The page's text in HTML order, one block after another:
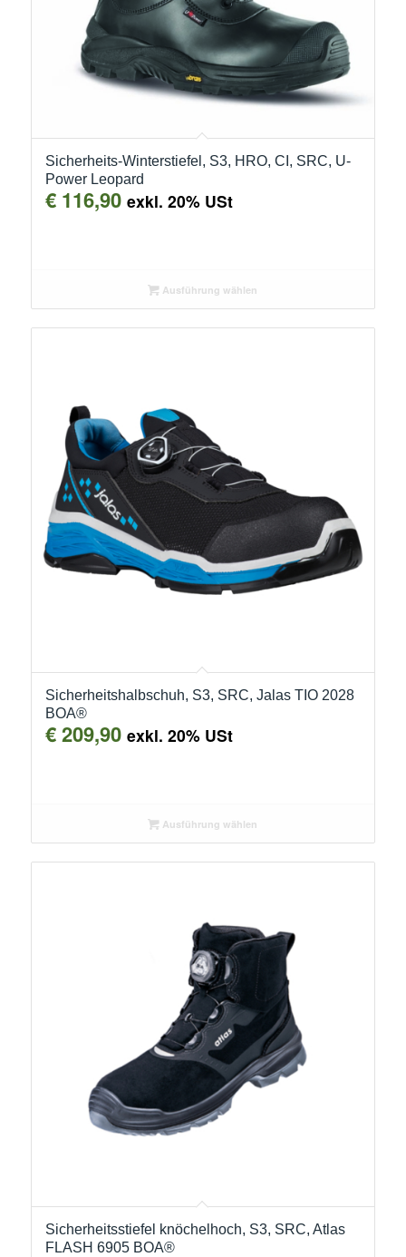
Sicherheits-Winterstiefel, S3, HRO, CI, SRC, U-
Power Leopard
€116,90 exkl. 20% USt
Ausführung wählen
Sicherheitshalbschuh, S3, SRC, Jalas TIO 2028
BOA®
€209,90 exkl. 20% USt
Ausführung wählen
Sicherheitsstiefel knöchelhoch, S3, SRC, Atlas
FLASH 6905 BOA®